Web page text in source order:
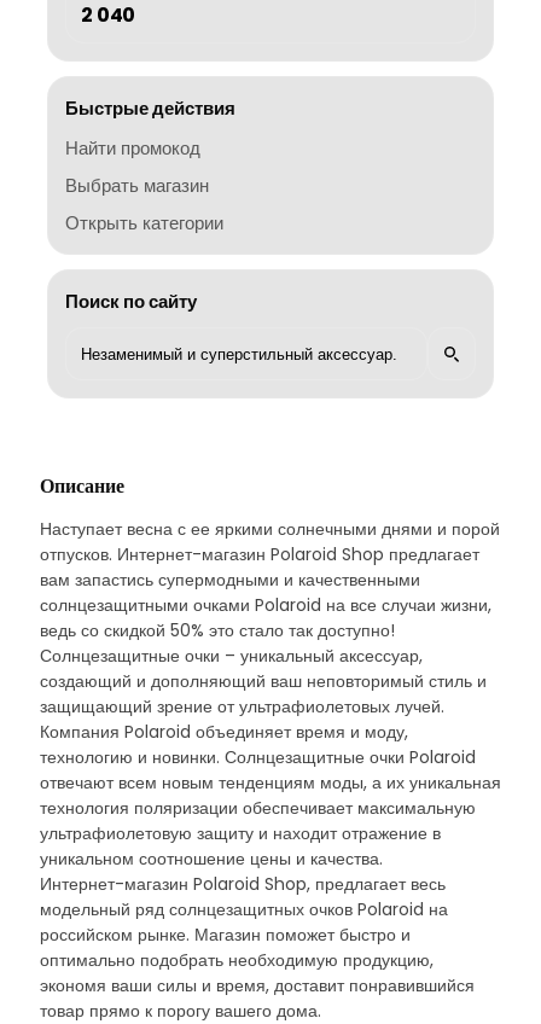
2 040
Быстрые действия
Найти промокод
Выбрать магазин
Открыть категории
Поиск по сайту
Описание
Наступает весна с ее яркими солнечными днями и порой
отпусков. Интернет-магазин Polaroid Shop предлагает
вам запастись супермодными и качественными
солнцезащитными очками Polaroid на все случаи жизни,
ведь со скидкой 50% это стало так доступно!
Солнцезащитные очки – уникальный аксессуар,
создающий и дополняющий ваш неповторимый стиль и
защищающий зрение от ультрафиолетовых лучей.
Компания Polaroid объединяет время и моду,
технологию и новинки. Солнцезащитные очки Polaroid
отвечают всем новым тенденциям моды, а их уникальная
технология поляризации обеспечивает максимальную
ультрафиолетовую защиту и находит отражение в
уникальном соотношение цены и качества.
Интернет-магазин Polaroid Shop, предлагает весь
модельный ряд солнцезащитных очков Polaroid на
российском рынке. Магазин поможет быстро и
оптимально подобрать необходимую продукцию,
экономя ваши силы и время, доставит понравившийся
товар прямо к порогу вашего дома.